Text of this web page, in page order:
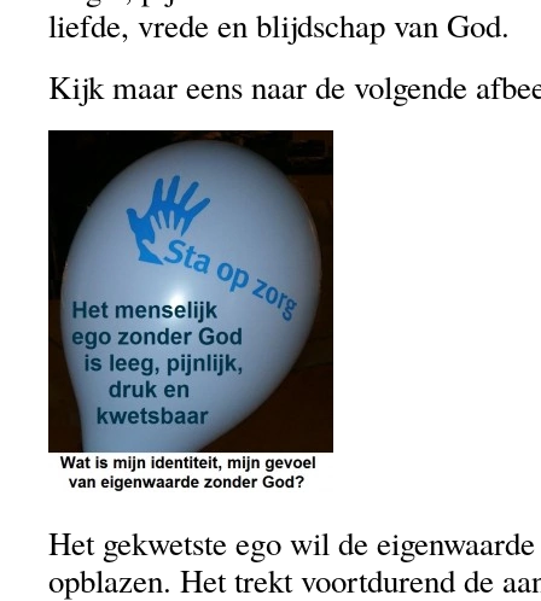
liefde, vrede en blijdschap van God.
Kijk maar eens naar de volgende
Het gekwetste ego wil de
opblazen. Het trekt voortdurend de